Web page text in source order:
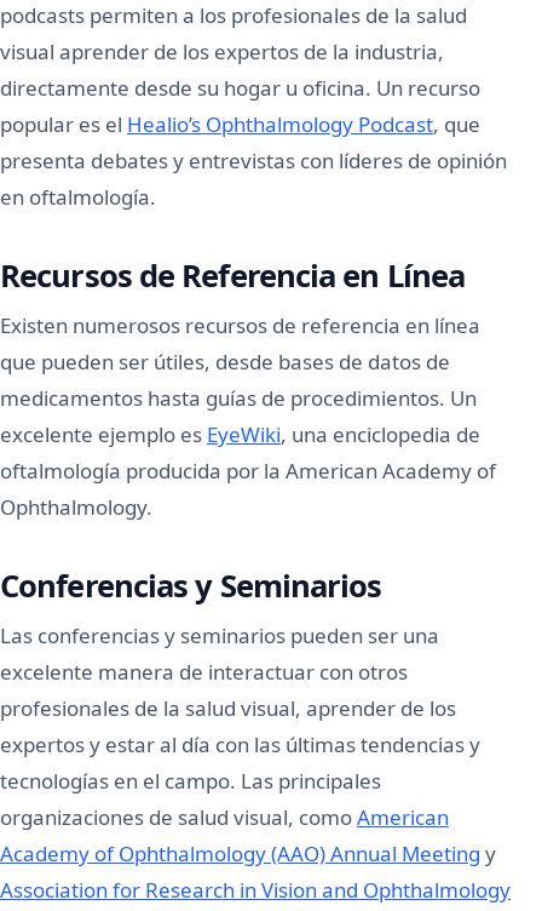
podcasts permiten a los profesionales de la salud
visual aprender de los expertos de la industria,
directamente desde su hogar u oficina. Un recurso
popular es el Healio’s Ophthalmology Podcast, que
presenta debates y entrevistas con líderes de opinión
en oftalmología.
Recursos de Referencia en Línea
Existen numerosos recursos de referencia en línea
que pueden ser útiles, desde bases de datos de
medicamentos hasta guías de procedimientos. Un
excelente ejemplo es EyeWiki, una enciclopedia de
oftalmología producida por la American Academy of
Ophthalmology.
Conferencias y Seminarios
Las conferencias y seminarios pueden ser una
excelente manera de interactuar con otros
profesionales de la salud visual, aprender de los
expertos y estar al día con las últimas tendencias y
tecnologías en el campo. Las principales
organizaciones de salud visual, comoAmerican
Academy of Ophthalmology (AAO) Annual Meeting y
Association for Research in Vision and Ophthalmology